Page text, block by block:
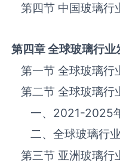
第四节 中国‌‌‌‌玻璃‌‌‌‌‌‌‌‌‌‌‌‌‌行
第四章 全球玻璃行业
第一节 全球‌‌‌‌玻璃‌‌‌‌‌‌‌‌‌‌‌‌‌行
第二节 全球‌‌‌‌玻璃‌‌‌‌‌‌‌‌‌‌‌‌‌行
一、 2021-2025
二、全球‌‌‌‌玻璃‌‌‌‌‌‌‌‌‌‌‌‌‌行
第三节 亚洲‌‌‌‌玻璃‌‌‌‌‌‌‌‌‌‌‌‌‌行